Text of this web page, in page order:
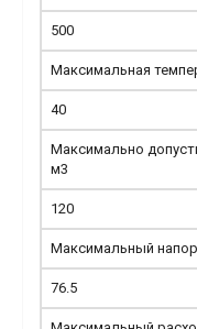
500
Максимальная
40
Максимально
м3
120
Максимальный
76.5